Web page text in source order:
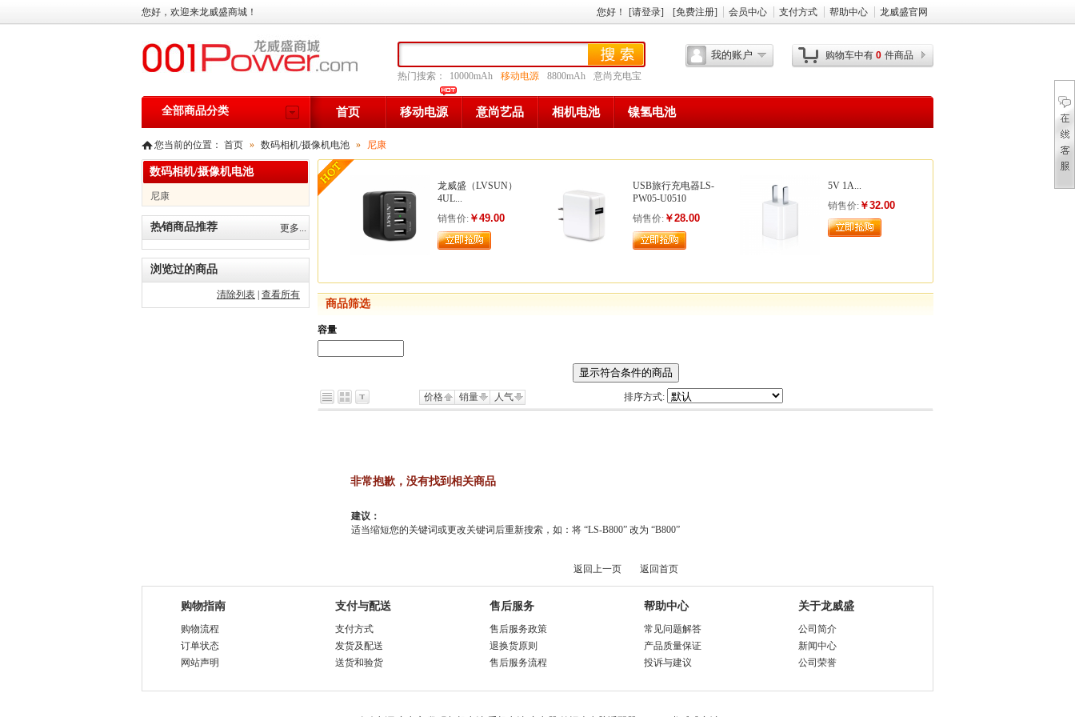
全部商品分类
您好，欢迎来龙威盛商城！
购物车中有 0 件商品
热门搜索：
10000mAh 移动电源 8800mAh 意尚充电宝
首页 移动电源 意尚艺品 相机电池 镍氢电池
会员中心 支付方式 帮助中心 龙威盛官网
您好 ！ [请登录] [免费注册]
我的账户
您当前的位置： 首页 » 数码相机/摄像机电池 » 尼康
龙威盛（LVSUN）
4UL...
销售价: ￥49.00
USB旅行充电器LS-
PW05-U0510
销售价: ￥28.00
5V 1A...
销售价: ￥32.00
商品筛选
容量
价格 销量 人气 排序方式:
非常抱歉，没有找到相关商品
建议：
适当缩短您的关键词或更改关键词后重新搜索，如：将 “LS-B800” 改为 “B800”
返回上一页 返回首页
数码相机/摄像机电池
尼康
热销商品推荐 更多...
浏览过的商品
清除列表 查看所有
购物指南
购物流程
订单状态
网站声明
支付与配送
支付方式
发货及配送
送货和验货
售后服务
售后服务政策
退换货原则
售后服务流程
帮助中心
常见问题解答
产品质量保证
投诉与建议
关于龙威盛
公司简介
新闻中心
公司荣誉